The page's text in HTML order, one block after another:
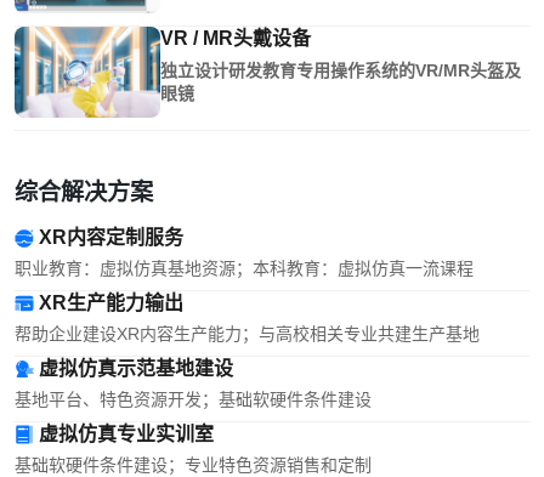
VR / MR头戴设备
独立设计研发教育专用操作系统的VR/MR头盔及
眼镜
综合解决方案
XR内容定制服务
职业教育：虚拟仿真基地资源；本科教育：虚拟仿真一流课程
XR生产能力输出
帮助企业建设XR内容生产能力；与高校相关专业共建生产基地
虚拟仿真示范基地建设
基地平台、特色资源开发；基础软硬件条件建设
虚拟仿真专业实训室
基础软硬件条件建设；专业特色资源销售和定制